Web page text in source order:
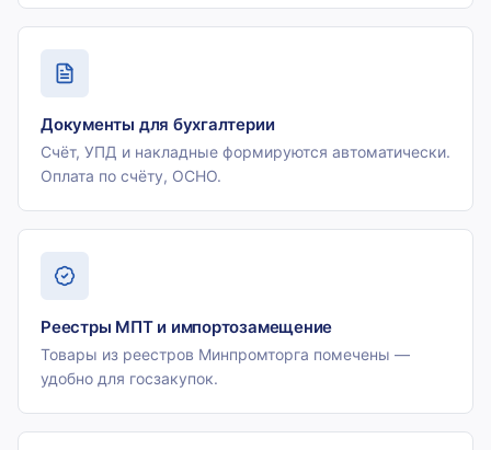
Документы для бухгалтерии
Счёт, УПД и накладные формируются автоматически.
Оплата по счёту, ОСНО.
Реестры МПТ и импортозамещение
Товары из реестров Минпромторга помечены —
удобно для госзакупок.